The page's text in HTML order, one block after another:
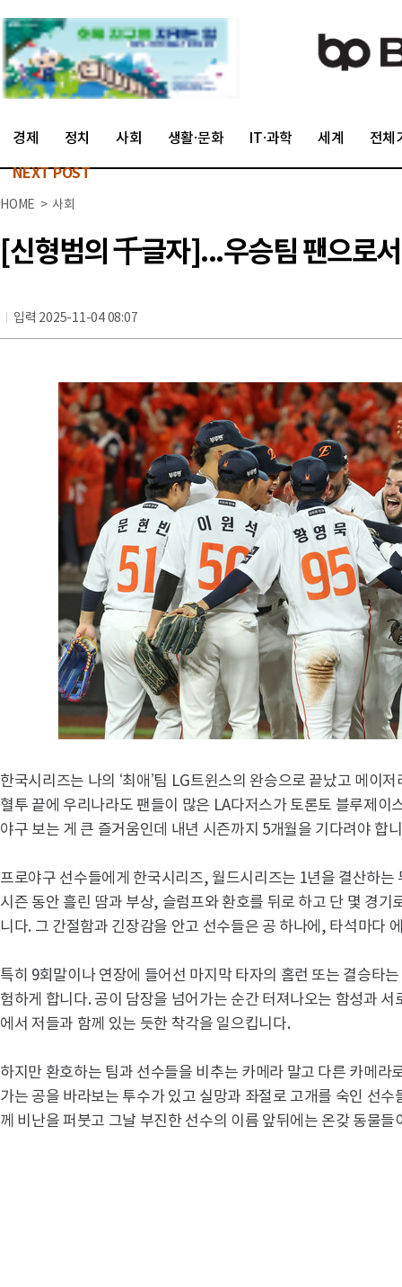
경제 정치 사회 생활·문화 IT·과학 세계 전체
NEXT POST
HOME > 사회
[신형범의 千글자]...우승팀 팬으로
입력 2025-11-04 08:07
한국시리즈는 나의 ‘최애’팀 LG트윈스의 완승으로 끝났고 메이
혈투 끝에 우리나라도 팬들이 많은 LA다저스가 토론토 블루제이
야구 보는 게 큰 즐거움인데 내년 시즌까지 5개월을 기다려야 합
프로야구 선수들에게 한국시리즈, 월드시리즈는 1년을 결산하
시즌 동안 흘린 땀과 부상, 슬럼프와 환호를 뒤로 하고 단 몇 경
니다. 그 간절함과 긴장감을 안고 선수들은 공 하나에, 타석마다
특히 9회말이나 연장에 들어선 마지막 타자의 홈런 또는 결승타
험하게 합니다. 공이 담장을 넘어가는 순간 터져나오는 함성과
에서 저들과 함께 있는 듯한 착각을 일으킵니다.
하지만 환호하는 팀과 선수들을 비추는 카메라 말고 다른 카메라
가는 공을 바라보는 투수가 있고 실망과 좌절로 고개를 숙인 선
께 비난을 퍼붓고 그날 부진한 선수의 이름 앞뒤에는 온갖 동물들